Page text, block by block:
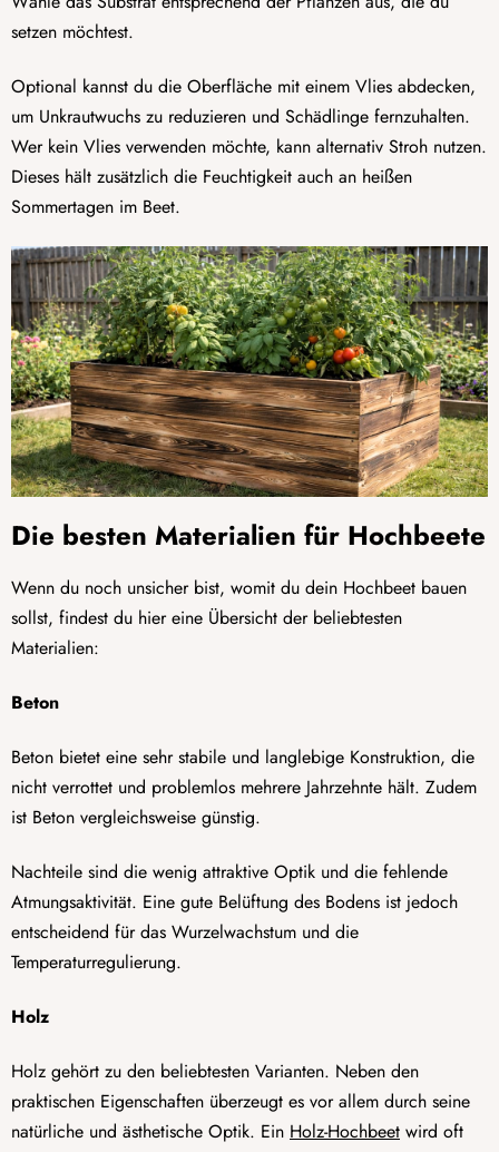
setzen möchtest.
Optional kannst du die Oberfläche mit einem Vlies abdecken,
um Unkrautwuchs zu reduzieren und Schädlinge fernzuhalten.
Wer kein Vlies verwenden möchte, kann alternativ Stroh nutzen.
Dieses hält zusätzlich die Feuchtigkeit auch an heißen
Sommertagen im Beet.
Die besten Materialien für Hochbeete
Wenn du noch unsicher bist, womit du dein Hochbeet bauen
sollst, findest du hier eine Übersicht der beliebtesten
Materialien:
Beton
Beton bietet eine sehr stabile und langlebige Konstruktion, die
nicht verrottet und problemlos mehrere Jahrzehnte hält. Zudem
ist Beton vergleichsweise günstig.
Nachteile sind die wenig attraktive Optik und die fehlende
Atmungsaktivität. Eine gute Belüftung des Bodens ist jedoch
entscheidend für das Wurzelwachstum und die
Temperaturregulierung.
Holz
Holz gehört zu den beliebtesten Varianten. Neben den
praktischen Eigenschaften überzeugt es vor allem durch seine
natürliche und ästhetische Optik. Ein Holz-Hochbeet wird oft